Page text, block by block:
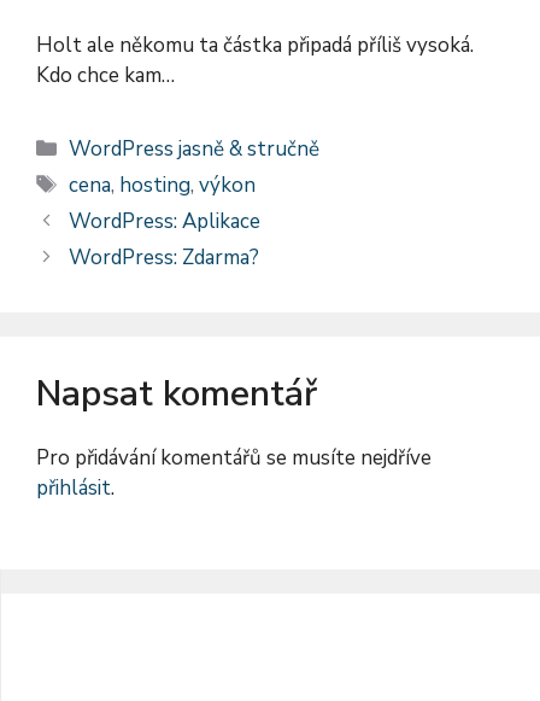
Holt ale někomu ta částka připadá příliš vysoká.
Kdo chce kam…
Rubriky
WordPress jasně & stručně
Štítky
cena, hosting,výkon
WordPress: Aplikace
WordPress: Zdarma?
Napsat komentář
Pro přidávání komentářů se musíte nejdříve
přihlásit.